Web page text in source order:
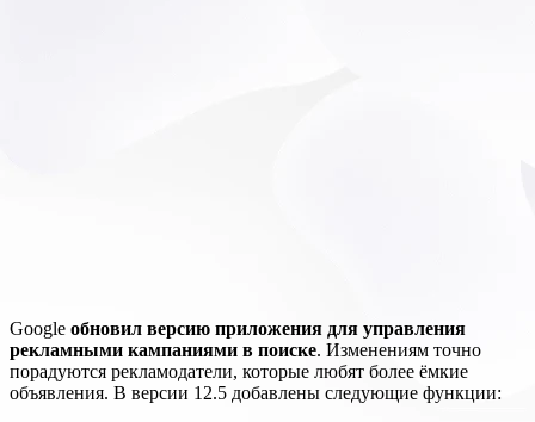
Google обновил версию приложения для управления
рекламными кампаниями в поиске. Изменениям точно
порадуются рекламодатели, которые любят более ёмкие
объявления. В версии 12.5 добавлены следующие функции: